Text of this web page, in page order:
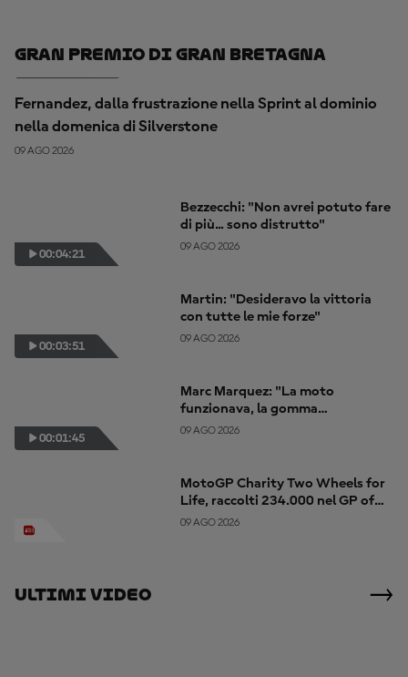
Gran Premio Di Gran Bretagna
Fernandez, dalla frustrazione nella Sprint al dominio
nella domenica di Silverstone
09 AGO 2026
00:04:21
Bezzecchi: "Non avrei potuto fare
di più... sono distrutto"
09 AGO 2026
00:03:51
Martin: "Desideravo la vittoria
con tutte le mie forze"
09 AGO 2026
00:01:45
Marc Marquez: "La moto
funzionava, la gomma
funzionava... non potevo andare
09 AGO 2026
MotoGP Charity Two Wheels for
Life, raccolti 234.000 nel GP of
Champions
09 AGO 2026
Ultimi Video